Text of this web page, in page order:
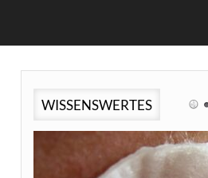
WISSENSWERTES